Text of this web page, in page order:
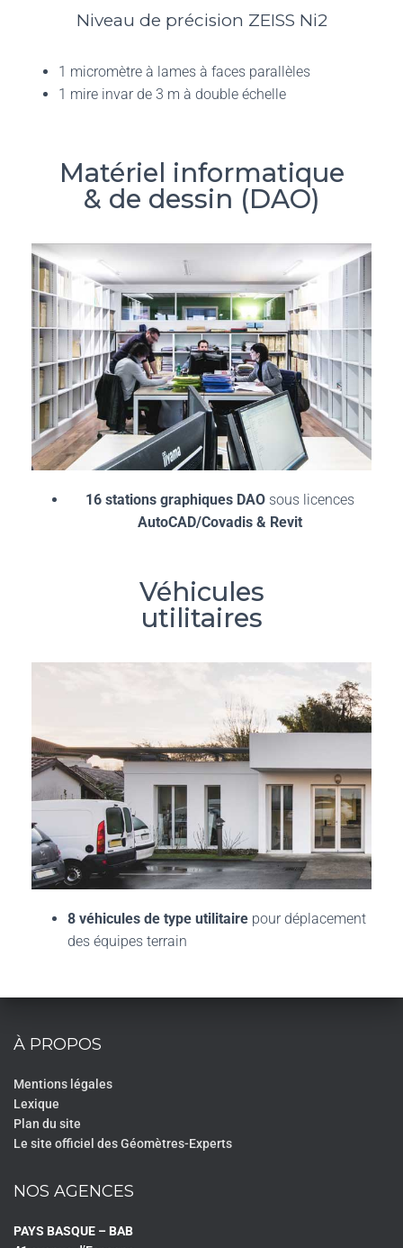
Niveau de précision ZEISS Ni2
1 micromètre à lames à faces parallèles
1 mire invar de 3 m à double échelle
Matériel informatique
& de dessin (DAO)
16 stations graphiques DAOsous licences
AutoCAD/Covadis & Revit
Véhicules
utilitaires
8 véhicules de type utilitaire pour déplacement
des équipes terrain
À PROPOS
Mentions légales
Lexique
Plan du site
Le site officiel des Géomètres-Experts
NOS AGENCES
PAYS BASQUE – BAB